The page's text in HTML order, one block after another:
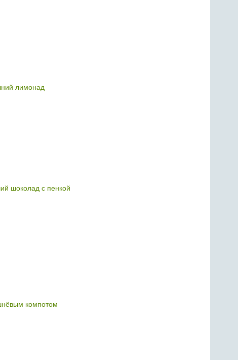
лимонад
шоколад с пенкой
компотом